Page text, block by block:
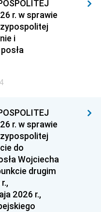
r. w sprawie
i
r. w sprawie
do
Wojciecha
drugim
2026 r.,